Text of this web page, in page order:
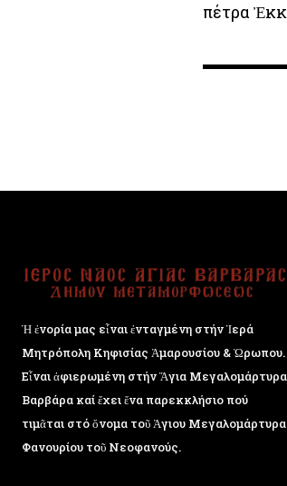
πέτρα
Ἡ ἐνορία μας εἶναι ἐνταγμένη στήν Ἱερά
Μητρόπολη Κηφισίας Ἁμαρουσίου & Ὠρωπου.
Εἶναι ἀφιερωμένη στήν Ἅγια Μεγαλομάρτυρα
Βαρβάρα καί ἔχει ἕνα παρεκκλήσιο πού
τιμᾶται στό ὄνομα τοῦ Ἁγιου Μεγαλομάρτυρα
Φανουρίου τοῦ Νεοφανούς.